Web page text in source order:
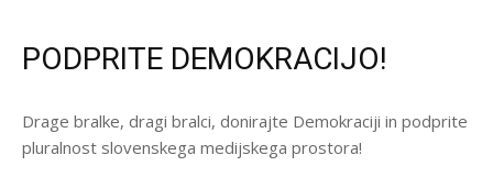
PODPRITE DEMOKRACIJO!
Drage bralke, dragi bralci, donirajte Demokraciji in podprite
pluralnost slovenskega medijskega prostora!